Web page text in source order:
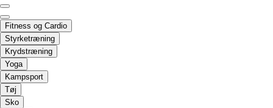
Fitness og Cardio
Styrketræning
Krydstræning
Yoga
Kampsport
Tøj
Sko